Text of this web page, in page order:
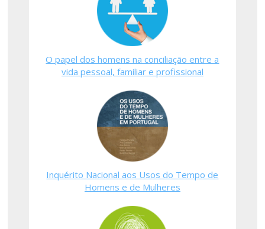
O papel dos homens na conciliação entre a
vida pessoal, familiar e profissional
Inquérito Nacional aos Usos do Tempo de
Homens e de Mulheres